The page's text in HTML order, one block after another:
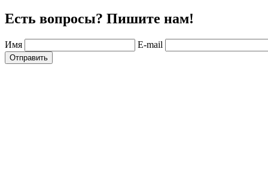
Есть вопросы? Пишите нам!
Имя E-mail